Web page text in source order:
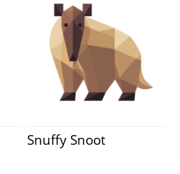
Snuffy Snoot